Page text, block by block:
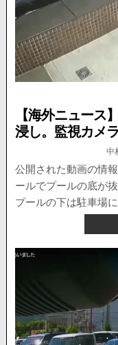
【海外ニュース
浸し。監視カメ
著
者:
中
公開された動画の情
ールでプールの底が
プールの下は駐車場